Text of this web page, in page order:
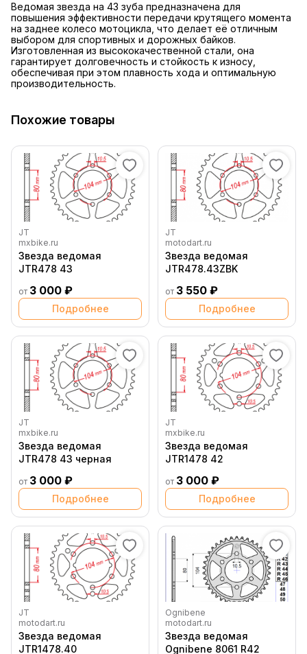
Ведомая звезда на 43 зуба предназначена для
повышения эффективности передачи крутящего момента
на заднее колесо мотоцикла, что делает её отличным
выбором для спортивных и дорожных байков.
Изготовленная из высококачественной стали, она
гарантирует долговечность и стойкость к износу,
обеспечивая при этом плавность хода и оптимальную
производительность.
Похожие товары
JT
mxbike.ru
Звезда ведомая
JTR478 43
от 3 000 ₽
Подробнее
JT
motodart.ru
Звезда ведомая
JTR478.43ZBK
от 3 550 ₽
Подробнее
JT
mxbike.ru
Звезда ведомая
JTR478 43 черная
от 3 000 ₽
Подробнее
JT
mxbike.ru
Звезда ведомая
JTR1478 42
от 3 000 ₽
Подробнее
JT
motodart.ru
Звезда ведомая
JTR1478.40
Ognibene
motodart.ru
Звезда ведомая
Ognibene 8061 R42